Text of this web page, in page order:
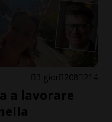
3 gior 208 214
a lavorare